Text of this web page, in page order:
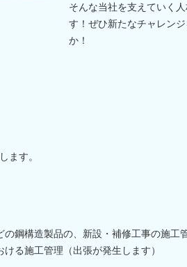
そんな当社を支えていく
す！ぜひ新たなチャレン
か！
ます。
鋼構造製品の、新設・補修工事の施工
る施工管理（出張が発生します）